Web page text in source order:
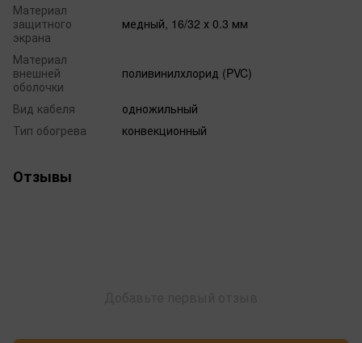
Материал
защитного
экрана
медный, 16/32 х 0.3 мм
Материал
внешней
оболочки
поливинилхлорид (PVC)
Вид кабеля
одножильный
Тип обогрева
конвекционный
Отзывы